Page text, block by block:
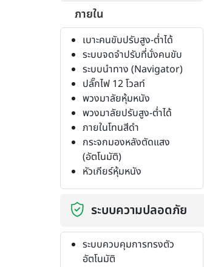
ภายใน
เบาะคนขับปรับสูง-ต่ำได้
ระบบจดจำปรับที่นั่งคนขับ
ระบบนำทาง (Navigator)
ปลั๊กไฟ 12 โวลท์
พวงมาลัยหุ้มหนัง
พวงมาลัยปรับสูง-ต่ำได้
ภายในโทนสีดำ
กระจกมองหลังตัดแสง
(อัตโนมัติ)
หัวเกียร์หุ้มหนัง
ระบบความปลอดภัย
ระบบควบคุมการทรงตัว
อัตโนมัติ